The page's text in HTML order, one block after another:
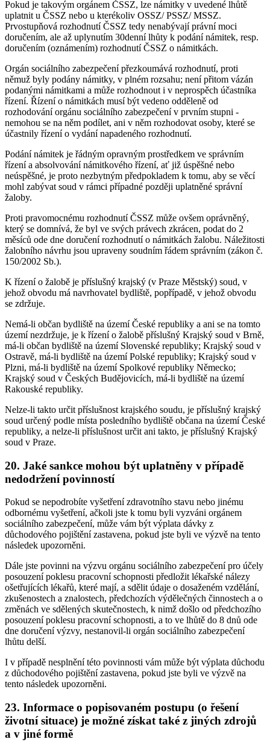
Pokud je takovým orgánem ČSSZ, lze námitky v uvedené lhůtě
uplatnit u ČSSZ nebo u kterékoliv OSSZ/ PSSZ/ MSSZ.
Prvostupňová rozhodnutí ČSSZ tedy nenabývají právní moci
doručením, ale až uplynutím 30denní lhůty k podání námitek, resp.
doručením (oznámením) rozhodnutí ČSSZ o námitkách.
Orgán sociálního zabezpečení přezkoumává rozhodnutí, proti
němuž byly podány námitky, v plném rozsahu; není přitom vázán
podanými námitkami a může rozhodnout i v neprospěch účastníka
řízení. Řízení o námitkách musí být vedeno odděleně od
rozhodování orgánu sociálního zabezpečení v prvním stupni -
nemohou se na něm podílet, ani v něm rozhodovat osoby, které se
účastnily řízení o vydání napadeného rozhodnutí.
Podání námitek je řádným opravným prostředkem ve správním
řízení a absolvování námitkového řízení, ať již úspěšné nebo
neúspěšné, je proto nezbytným předpokladem k tomu, aby se věcí
mohl zabývat soud v rámci případné později uplatněné správní
žaloby.
Proti pravomocnému rozhodnutí ČSSZ může ovšem oprávněný,
který se domnívá, že byl ve svých právech zkrácen, podat do 2
měsíců ode dne doručení rozhodnutí o námitkách žalobu. Náležitosti
žalobního návrhu jsou upraveny soudním řádem správním (zákon č.
150/2002 Sb.).
K řízení o žalobě je příslušný krajský (v Praze Městský) soud, v
jehož obvodu má navrhovatel bydliště, popřípadě, v jehož obvodu
se zdržuje.
Nemá-li občan bydliště na území České republiky a ani se na tomto
území nezdržuje, je k řízení o žalobě příslušný Krajský soud v Brně,
má-li občan bydliště na území Slovenské republiky; Krajský soud v
Ostravě, má-li bydliště na území Polské republiky; Krajský soud v
Plzni, má-li bydliště na území Spolkové republiky Německo;
Krajský soud v Českých Budějovicích, má-li bydliště na území
Rakouské republiky.
Nelze-li takto určit příslušnost krajského soudu, je příslušný krajský
soud určený podle místa posledního bydliště občana na území České
republiky, a nelze-li příslušnost určit ani takto, je příslušný Krajský
soud v Praze.
20. Jaké sankce mohou být uplatněny v případě
nedodržení povinností
Pokud se nepodrobíte vyšetření zdravotního stavu nebo jinému
odbornému vyšetření, ačkoli jste k tomu byli vyzváni orgánem
sociálního zabezpečení, může vám být výplata dávky z
důchodového pojištění zastavena, pokud jste byli ve výzvě na tento
následek upozorněni.
Dále jste povinni na výzvu orgánu sociálního zabezpečení pro účely
posouzení poklesu pracovní schopnosti předložit lékařské nálezy
ošetřujících lékařů, které mají, a sdělit údaje o dosaženém vzdělání,
zkušenostech a znalostech, předchozích výdělečných činnostech a o
změnách ve sdělených skutečnostech, k nimž došlo od předchozího
posouzení poklesu pracovní schopnosti, a to ve lhůtě do 8 dnů ode
dne doručení výzvy, nestanovil-li orgán sociálního zabezpečení
lhůtu delší.
I v případě nesplnění této povinnosti vám může být výplata důchodu
z důchodového pojištění zastavena, pokud jste byli ve výzvě na
tento následek upozorněni.
23. Informace o popisovaném postupu (o řešení
životní situace) je možné získat také z jiných zdrojů
a v jiné formě